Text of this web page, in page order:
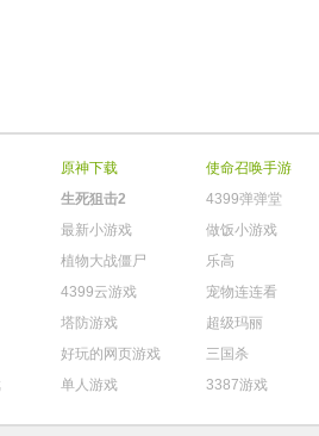
原神下载 使命召唤手游
生死狙击2 4399弹弹堂
最新小游戏 做饭小游戏
植物大战僵尸 乐高
4399云游戏 宠物连连看
塔防游戏 超级玛丽
好玩的网页游戏 三国杀
单人游戏 3387游戏